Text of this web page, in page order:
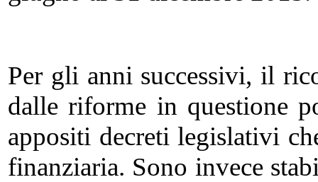
Per gli anni successivi, il
dalle riforme in questione
appositi decreti legislativi
finanziaria. Sono invece